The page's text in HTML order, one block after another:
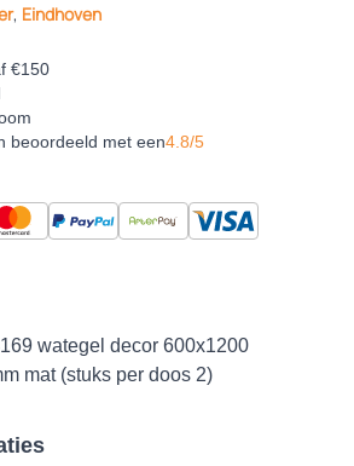
, Eindhoven
€150
beoordeeld met een4.8/5
wategel decor 600x1200
mat (stuks per doos 2)